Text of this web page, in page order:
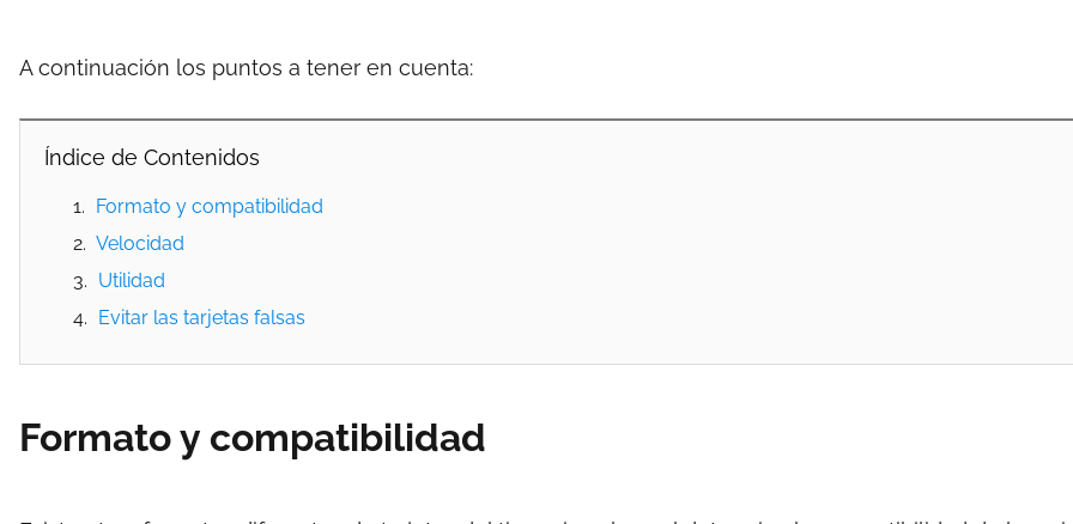
A continuación los puntos a tener en cuenta:
Índice de Contenidos
Formato y compatibilidad
Velocidad
Utilidad
Evitar las tarjetas falsas
Formato y compatibilidad